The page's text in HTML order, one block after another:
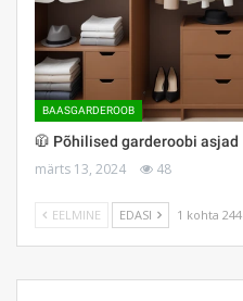
BAASGARDEROOB
🧥 Põhilised garderoobi asjad
märts 13, 2024 48
EELMINE EDASI 1 kohta 244